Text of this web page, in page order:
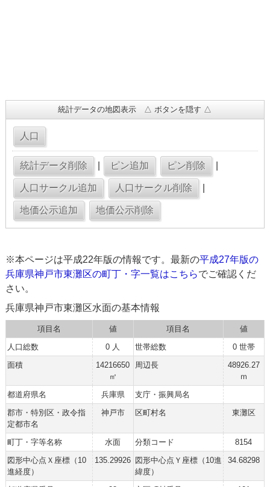
統計データの地図表示 △ ボタンを隠す △
※本ページは平成22年版の情報です。最新の平成27年版の
兵庫県神戸市東灘区の町丁・字一覧はこちらでご確認くだ
さい。
兵庫県神戸市東灘区水面の基本情報
項目名 値 項目名
値
人口総数
0 人 世帯総数
0 世帯
面積
14216650
㎡
周辺長
48926.27
ｍ
都道府県名
兵庫県
支庁・振興局名
郡市・特別区・政令指
定都市名
神戸市 区町村名 東灘区
町丁・字等名称 水面 分類コード
8154
図形中心点Ｘ座標（10
進経度）
135.29926 図形中心点Ｙ座標（10進
緯度）
34.68298